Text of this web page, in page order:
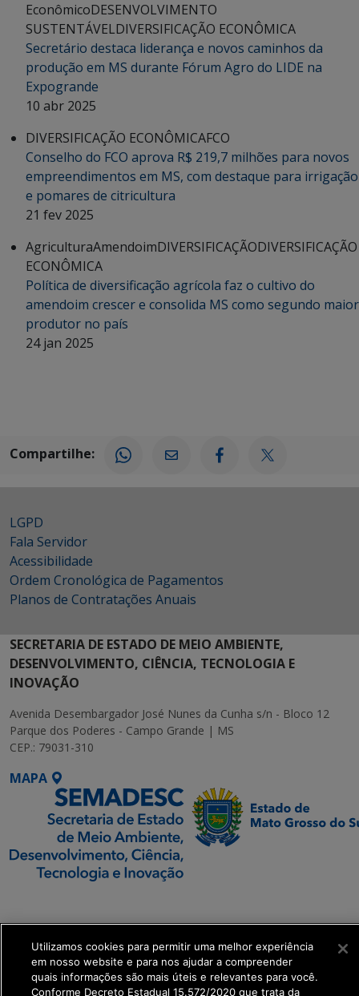
EconômicoDESENVOLVIMENTO
SUSTENTÁVELDIVERSIFICAÇÃO ECONÔMICA
Secretário destaca liderança e novos caminhos da
produção em MS durante Fórum Agro do LIDE na
Expogrande
10 abr 2025
DIVERSIFICAÇÃO ECONÔMICAFCO
Conselho do FCO aprova R$ 219,7 milhões para novos
empreendimentos em MS, com destaque para irrigação
e pomares de citricultura
21 fev 2025
AgriculturaAmendoimDIVERSIFICAÇÃODIVERSIFICAÇÃO
ECONÔMICA
Política de diversificação agrícola faz o cultivo do
amendoim crescer e consolida MS como segundo maior
produtor no país
24 jan 2025
Compartilhe:
LGPD
Fala Servidor
Acessibilidade
Ordem Cronológica de Pagamentos
Planos de Contratações Anuais
SECRETARIA DE ESTADO DE MEIO AMBIENTE,
DESENVOLVIMENTO, CIÊNCIA, TECNOLOGIA E
INOVAÇÃO
Avenida Desembargador José Nunes da Cunha s/n - Bloco 12
Parque dos Poderes - Campo Grande | MS
CEP.: 79031-310
MAPA
Executiva de
Transformação Digital
get_footer();
Utilizamos cookies para permitir uma melhor experiência
em nosso website e para nos ajudar a compreender
quais informações são mais úteis e relevantes para você.
Conforme Decreto Estadual 15.572/2020 que trata da